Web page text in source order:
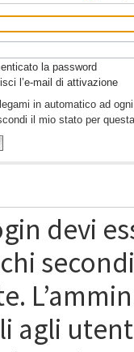
la password
l’e-mail di attivazione
in automatico ad
il mio stato per
devi
agli